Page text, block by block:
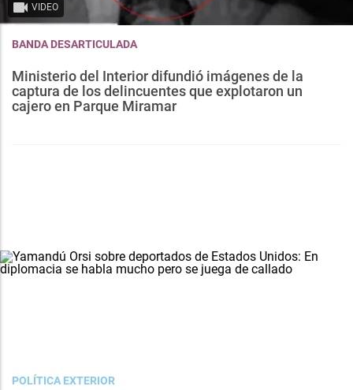
VIDEO
BANDA DESARTICULADA
Ministerio del Interior difundió imágenes de la
captura de los delincuentes que explotaron un
cajero en Parque Miramar
POLÍTICA EXTERIOR